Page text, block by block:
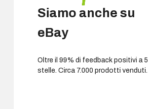
Siamo anche su
eBay
Oltre il 99% di feedback positivi a 5
stelle. Circa 7.000 prodotti venduti.